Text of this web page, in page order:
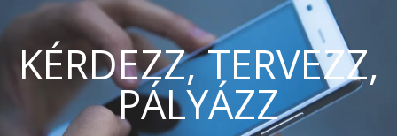
KÉRDEZZ, TERVEZZ,
PÁLYÁZZ